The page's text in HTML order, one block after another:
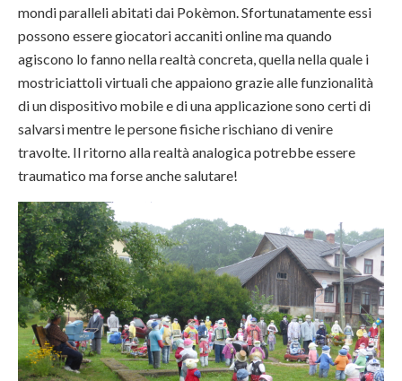
mondi paralleli abitati dai Pokèmon. Sfortunatamente essi
possono essere giocatori accaniti online ma quando
agiscono lo fanno nella realtà concreta, quella nella quale i
mostriciattoli virtuali che appaiono grazie alle funzionalità
di un dispositivo mobile e di una applicazione sono certi di
salvarsi mentre le persone fisiche rischiano di venire
travolte. Il ritorno alla realtà analogica potrebbe essere
traumatico ma forse anche salutare!